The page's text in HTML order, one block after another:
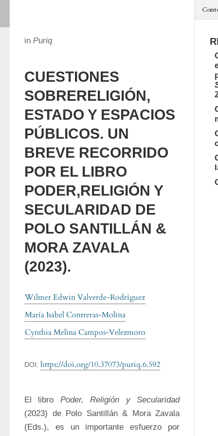
in Puriq
CUESTIONES
SOBRERELIGIÓN,
ESTADO Y ESPACIOS
PÚBLICOS. UN
BREVE RECORRIDO
POR EL LIBRO
PODER,RELIGIÓN Y
SECULARIDAD DE
POLO SANTILLÁN &
MORA ZAVALA
(2023).
Wilmer Edwin Valverde-Rodríguez
María Isabel Contreras-Molina
Cynthia Melina Campos-Velezmoro
DOI: https://doi.org/10.37073/puriq.6.592
El libro Poder, Religión y Secularidad
(2023) de Polo Santillán & Mora Zavala
(Eds.), es un importante esfuerzo por